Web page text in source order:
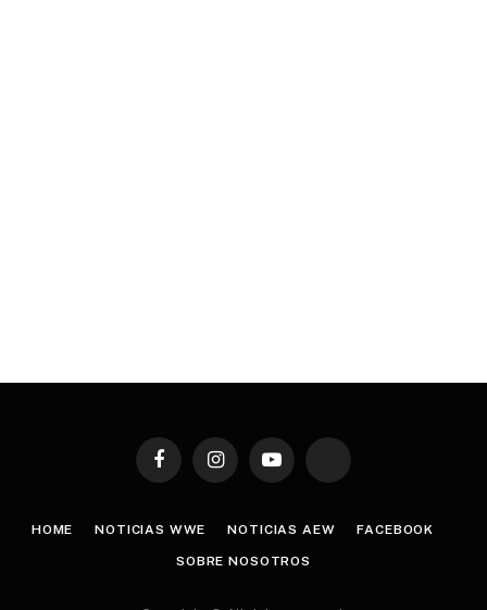
FacebookInstagramYouTube TikTok
HOME NOTICIAS WWE NOTICIAS AEW FACEBOOK
SOBRE NOSOTROS